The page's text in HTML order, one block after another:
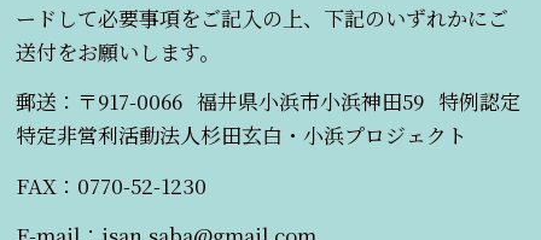
ードして必要事項をご記入の上、下記のいずれかにご
送付をお願いします。
郵送：〒917-0066 福井県小浜市小浜神田59 特例認定
特定非営利活動法人杉田玄白・小浜プロジェクト
FAX：0770-52-1230